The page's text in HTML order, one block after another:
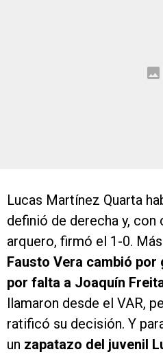
Lucas Martínez Quarta
definió de derecha y,
arquero, firmó el 1-0.
Fausto Vera cambió
por falta a Joaquín
llamaron desde el VAR,
ratificó su decisión. Y
un zapatazo del juvenil